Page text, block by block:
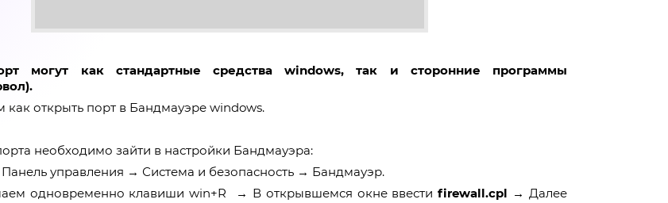
могут как стандартные средства windows, так и сторонние программы
открыть порт в Бандмауэре windows.
необходимо зайти в настройки Бандмауэра:
управления → Система и безопасность → Бандмауэр.
одновременно клавиши win+R → В открывшемся окне ввестиfirewall.cpl →Далее